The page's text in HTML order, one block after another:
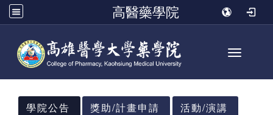
高醫藥學院
Toggle
:::
學院公告
獎助/計畫申請 活動/演講